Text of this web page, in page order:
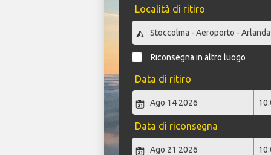
Località di ritiro
Riconsegna in altro luogo
Data di ritiro
Data di riconsegna